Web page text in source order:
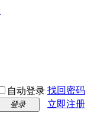
自动登录 找回密码
登录 立即注册